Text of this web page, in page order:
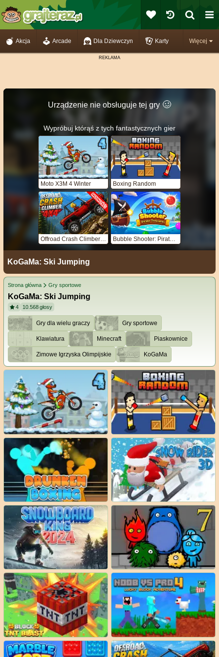
Więcej
Akcja Arcade Dla Dziewczyn Karty
Urządzenie nie obsługuje tej gry 🥴️
Wypróbuj którąś z tych fantastycznych gier
Moto X3M 4 Winter Boxing Random
Offroad Crash Climber 4X4 Bubble Shooter: Pirate Treasures
KoGaMa: Ski Jumping
Strona główna Gry sportowe
KoGaMa: Ski Jumping
4 10.568głosy
Gry dla wielu graczy Gry sportowe
Klawiatura Minecraft Piaskownice
Zimowe Igrzyska Olimpijskie KoGaMa